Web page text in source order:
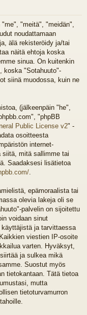
sä dy
"meitä", "meidän",
noudattamaan
älä rekisteröidy ja/tai
näitä ehtoja koska
sinua. On kuitenkin
koska "Sotahuuto"-
siinä muodossa, kuin ne
(jälkeenpäin "he",
"phpBB
Public License v2" -
osoitteesta
internet-
mitä sallimme tai
Saadaksesi lisätietoa
epämoraalista tai
olevia lakeja oli se
palvelin on sijoitettu
voidaan sinut
ja tarvittaessa
viestien IP-osoite
varten. Hyväksyt,
ja sulkea mikä
Suostut myös
tietokantaan. Tätä tietoa
mutta
tietoturvamurron